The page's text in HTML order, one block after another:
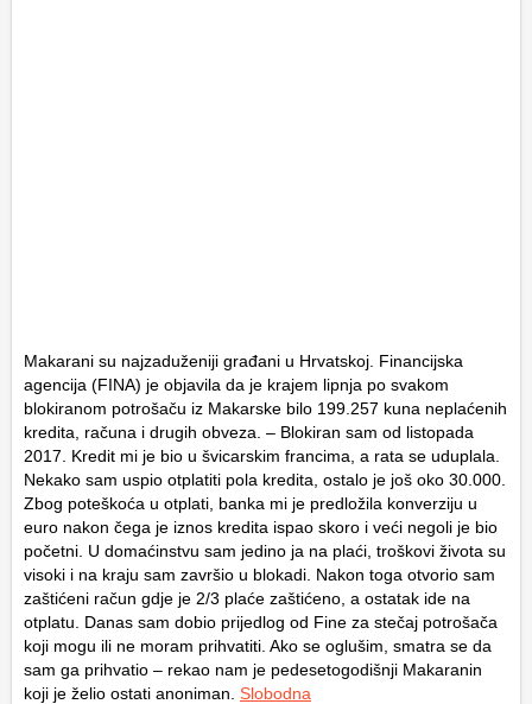
Makarani su najzaduženiji građani u Hrvatskoj. Financijska
agencija (FINA) je objavila da je krajem lipnja po svakom
blokiranom potrošaču iz Makarske bilo 199.257 kuna neplaćenih
kredita, računa i drugih obveza. – Blokiran sam od listopada
2017. Kredit mi je bio u švicarskim francima, a rata se uduplala.
Nekako sam uspio otplatiti pola kredita, ostalo je još oko 30.000.
Zbog poteškoća u otplati, banka mi je predložila konverziju u
euro nakon čega je iznos kredita ispao skoro i veći negoli je bio
početni. U domaćinstvu sam jedino ja na plaći, troškovi života su
visoki i na kraju sam završio u blokadi. Nakon toga otvorio sam
zaštićeni račun gdje je 2/3 plaće zaštićeno, a ostatak ide na
otplatu. Danas sam dobio prijedlog od Fine za stečaj potrošača
koji mogu ili ne moram prihvatiti. Ako se oglušim, smatra se da
sam ga prihvatio – rekao nam je pedesetogodišnji Makaranin
koji je želio ostati anoniman. Slobodna